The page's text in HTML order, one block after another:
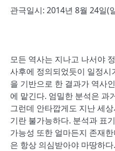
관극일시: 2014년 8월 24일(
모든 역사는 지나고 나서야
사후에 정의되었듯이 일정
을 기반으로 한 결과가 역사
에 맡긴다. 엄밀한 분석은 과
그런데 안타깝게도 지난 세
기란 불가능하다. 분석과 표
가능성 또한 얼마든지 존재
은 항상 의심받아야 마땅하